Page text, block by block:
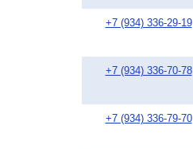
+7 (934) 336-29-19
+7 (934) 336-70-78
+7 (934) 336-79-70